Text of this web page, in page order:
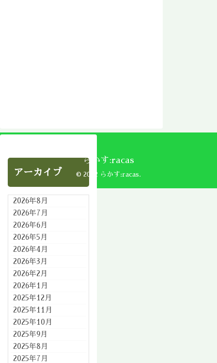
アーカイブ
2026年8月
2026年7月
2026年6月
2026年5月
2026年4月
2026年3月
2026年2月
2026年1月
2025年12月
2025年11月
2025年10月
2025年9月
2025年8月
2025年7月
らかす:racas
© 2002 らかす:racas.